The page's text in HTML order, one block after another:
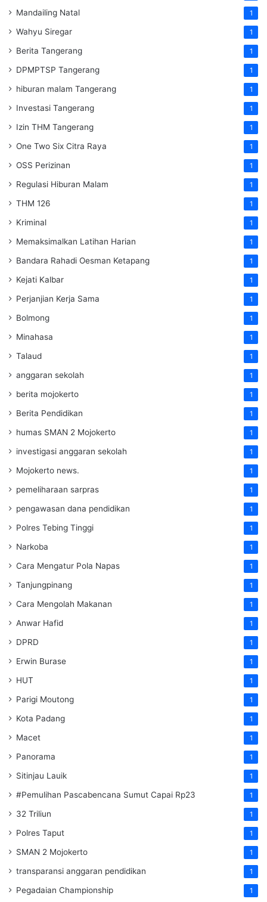
Mandailing Natal 1
Wahyu Siregar 1
Berita Tangerang 1
DPMPTSP Tangerang 1
hiburan malam Tangerang 1
Investasi Tangerang 1
Izin THM Tangerang 1
One Two Six Citra Raya 1
OSS Perizinan 1
Regulasi Hiburan Malam 1
THM 126 1
Kriminal 1
Memaksimalkan Latihan Harian 1
Bandara Rahadi Oesman Ketapang 1
Kejati Kalbar 1
Perjanjian Kerja Sama 1
Bolmong 1
Minahasa 1
Talaud 1
anggaran sekolah 1
berita mojokerto 1
Berita Pendidikan 1
humas SMAN 2 Mojokerto 1
investigasi anggaran sekolah 1
Mojokerto news. 1
pemeliharaan sarpras 1
pengawasan dana pendidikan 1
Polres Tebing Tinggi 1
Narkoba 1
Cara Mengatur Pola Napas 1
Tanjungpinang 1
Cara Mengolah Makanan 1
Anwar Hafid 1
DPRD 1
Erwin Burase 1
HUT 1
Parigi Moutong 1
Kota Padang 1
Macet 1
Panorama 1
Sitinjau Lauik 1
#Pemulihan Pascabencana Sumut Capai Rp23 1
32 Triliun 1
Polres Taput 1
SMAN 2 Mojokerto 1
transparansi anggaran pendidikan 1
Pegadaian Championship 1